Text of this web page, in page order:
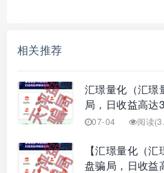
相关推荐
汇璟量化（汇璟
局，日收益高达
07-04 阅读
【汇璟量化（
盘骗局，日收益